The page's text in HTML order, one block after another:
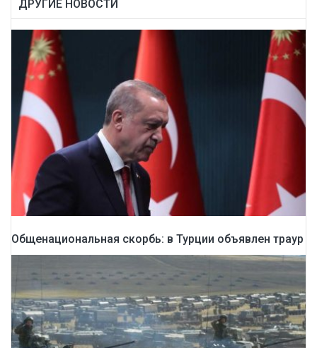
ДРУГИЕ НОВОСТИ
Общенациональная скорбь: в Турции объявлен траур